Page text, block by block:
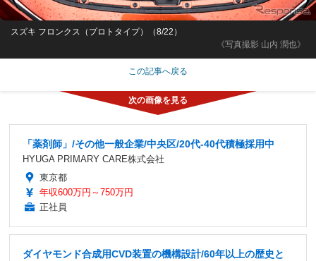
《写真撮影 山内 潤也》
スズキ フロンクス（プロトタイプ）（8/22）
この記事へ戻る
「薬剤師」/その他一般企業/中央区/20代-40代積極採用中
HYUGA PRIMARY CARE株式会社
東京都
年収600万円～750万円
正社員
ダイヤモンド合成用CVD装置の機構設計/60年以上の歴史と